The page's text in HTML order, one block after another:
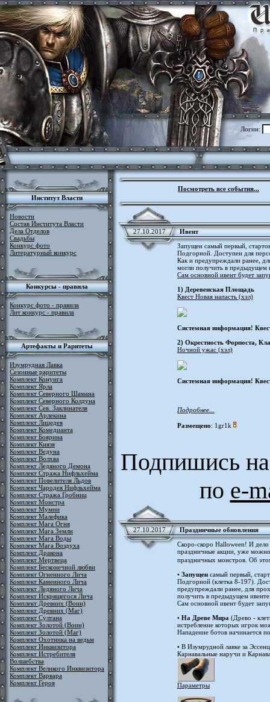
Логин:
Институт Власти
Новости
Состав Института Власти
Дела Отделов
Свадьбы
Конкурс фото
Литературный конкурс
Конкурсы - правила
Конкурс фото - правила
Лит конкурс - правила
Артефакты и Раритеты
Изумрудная Лавка
Сезонные раритеты
Комплект Конунга
Комплект Ярла
Комплект Северного Шамана
Комплект Северного Колдуна
Комплект Сев. Заклинателя
Комплект Арлекина
Комплект Лицедея
Комплект Комедианта
Комплект Боярина
Комплект Князя
Комплект Ведуна
Комплект Волхва
Комплект Ледяного Демона
Комплект Стража Нифльхейма
Комплект Повелителя Льдов
Комплект Чародея Нифльхейма
Комплект Стража Гробниц
Комплект Монстра
Комплект Мумии
Комплект Малефика
Комплект Мага Огня
Комплект Мага Земли
Комплект Мага Воды
Комплект Мага Воздуха
Комплект Дракона
Комплект Мертвеца
Комплект Бесконечной любви
Комплект Огненного Лича
Комплект Каменного Лича
Комплект Ледяного Лича
Комплект Искрящегося Лича
Комплект Древних (Воин)
Комплект Древних (Маг)
Комплект Султана
Комплект Золотой (Воин)
Комплект Золотой (Маг)
Комплект Охотника на ведьм
Комплект Инквизитора
Комплект Истребителя
Волшебства
Комплект Великого Инквизитора
Комплект Варвара
Комплект Героя
Посмотреть все события...
27.10.2017
Ивент
Запущен самый первый,
Подгорной. Доступен для
Как и предупреждали ранее,
могли получить в предыдущем
Сам основной ивент будет
1) Деревенская Площадь
Квест Новая напасть (хэл)
Системная информация!
2) Окрестность Форпоста,
Ночной ужас (хэл)
Системная информация!
Подробнее...
Размещено: 1gr1k
Подпишись
по e-
27.10.2017
Праздничные обновления
Скоро-скоро Halloween! И дело
праздничные акции, уже
праздничных монстров. Об
• Запущен самый первый,
Подгорной (клетка 8-197).
предупреждали ранее, для
получить в предыдущем
Сам основной ивент будет
• На Древе Мира (Древо -
истребление которых игрок
Нападение ботов начинается
• В Изумрудной лавке за
Карнавальные наручи и
Параметры